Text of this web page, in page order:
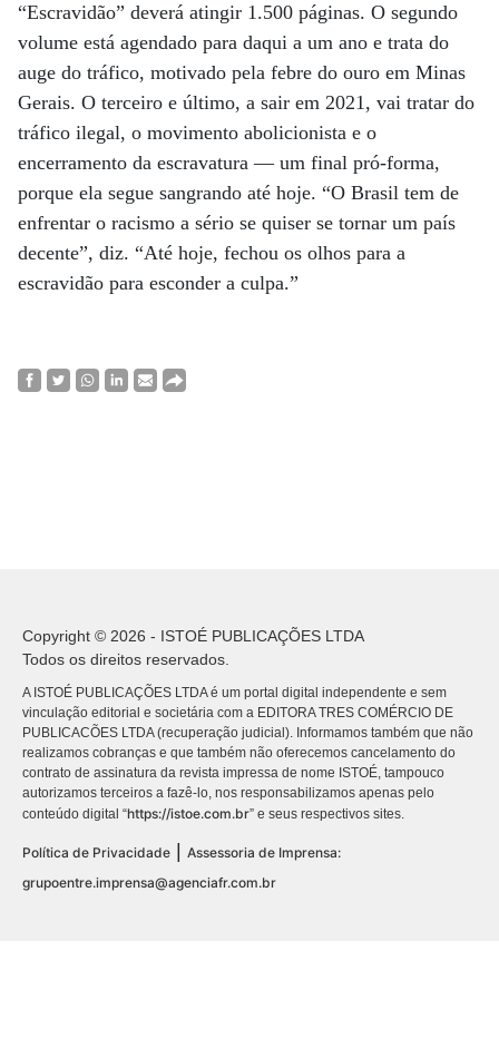
“Escravidão” deverá atingir 1.500 páginas. O segundo
volume está agendado para daqui a um ano e trata do
auge do tráfico, motivado pela febre do ouro em Minas
Gerais. O terceiro e último, a sair em 2021, vai tratar do
tráfico ilegal, o movimento abolicionista e o
encerramento da escravatura — um final pró-forma,
porque ela segue sangrando até hoje. “O Brasil tem de
enfrentar o racismo a sério se quiser se tornar um país
decente”, diz. “Até hoje, fechou os olhos para a
escravidão para esconder a culpa.”
Copyright © 2026 - ISTOÉ PUBLICAÇÕES LTDA
Todos os direitos reservados.
A ISTOÉ PUBLICAÇÕES LTDA é um portal digital independente e sem
vinculação editorial e societária com a EDITORA TRES COMÉRCIO DE
PUBLICACÕES LTDA (recuperação judicial). Informamos também que não
realizamos cobranças e que também não oferecemos cancelamento do
contrato de assinatura da revista impressa de nome ISTOÉ, tampouco
autorizamos terceiros a fazê-lo, nos responsabilizamos apenas pelo
conteúdo digital “https://istoe.com.br” e seus respectivos sites.
Política de Privacidade
Assessoria de Imprensa:
grupoentre.imprensa@agenciafr.com.br